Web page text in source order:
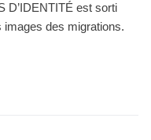
D’IDENTITÉ est sorti
images des migrations.